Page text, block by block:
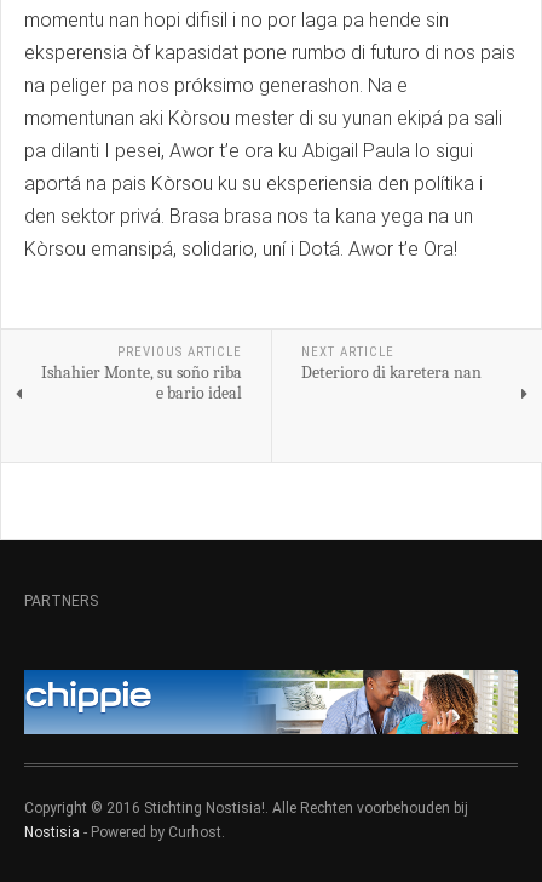
momentu nan hopi difisil i no por laga pa hende sin
eksperensia òf kapasidat pone rumbo di futuro di nos pais
na peliger pa nos próksimo generashon. Na e
momentunan aki Kòrsou mester di su yunan ekipá pa sali
pa dilanti I pesei, Awor t’e ora ku Abigail Paula lo sigui
aportá na pais Kòrsou ku su eksperiensia den polítika i
den sektor privá. Brasa brasa nos ta kana yega na un
Kòrsou emansipá, solidario, uní i Dotá. Awor t’e Ora!
PREVIOUS ARTICLE
Ishahier Monte, su soño riba
e bario ideal
NEXT ARTICLE
Deterioro di karetera nan
PARTNERS
Copyright © 2016 Stichting Nostisia!. Alle Rechten voorbehouden bij
Nostisia - Powered by Curhost.